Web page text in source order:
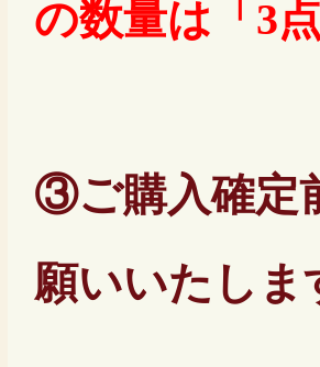
の数量は「3
③ご購入確定
願いいたしま